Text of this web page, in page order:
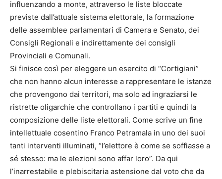
influenzando a monte, attraverso le liste bloccate
previste dall’attuale sistema elettorale, la formazione
delle assemblee parlamentari di Camera e Senato, dei
Consigli Regionali e indirettamente dei consigli
Provinciali e Comunali.
Si finisce così per eleggere un esercito di “Cortigiani”
che non hanno alcun interesse a rappresentare le istanze
che provengono dai territori, ma solo ad ingraziarsi le
ristrette oligarchie che controllano i partiti e quindi la
composizione delle liste elettorali. Come scrive un fine
intellettuale cosentino Franco Petramala in uno dei suoi
tanti interventi illuminati, “l’elettore è come se soffiasse a
sé stesso: ma le elezioni sono affar loro”. Da qui
l’inarrestabile e plebiscitaria astensione dal voto che da